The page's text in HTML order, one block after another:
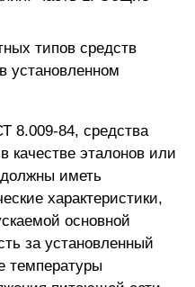
типов средств
установленном
8.009-84, средства
качестве эталонов или
должны иметь
характеристики,
основной
за установленный
температуры